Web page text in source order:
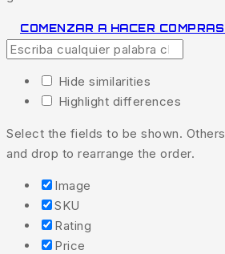
COMENZAR A HACER
Hide similarities
Highlight differences
Select the fields to be shown.
and drop to rearrange the order.
Image
SKU
Rating
Price